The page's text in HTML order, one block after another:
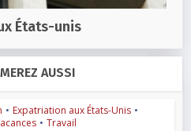
États-unis
AUSSI
• Expatriation aux États-Unis •
• Travail